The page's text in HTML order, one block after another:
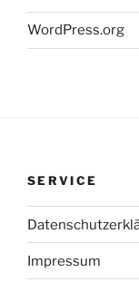
WordPress.org
SERVICE
Impressum